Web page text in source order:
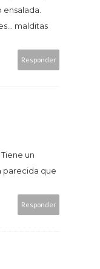
ensalada.
malditas
Responder
un
parecida que
Responder